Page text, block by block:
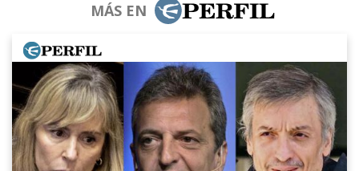
MÁS EN